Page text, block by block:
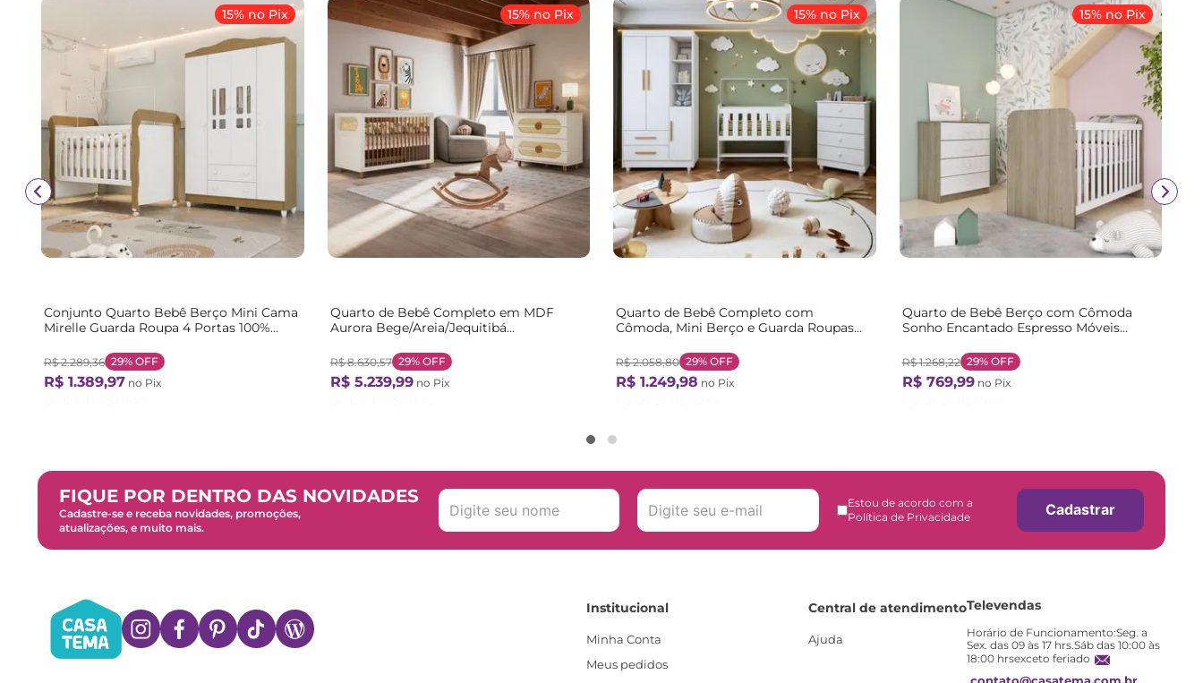
15% no Pix
Conjunto Quarto Bebê Berço Mini Cama
Mirelle Guarda Roupa 4 Portas 100%
R$ 2.289,36 29% OFF
R$ 1.389,97 no Pix
15% no Pix
Quarto de Bebê Completo em MDF
Aurora Bege/Areia/Jequitibá
R$ 8.630,57 29%OFF
R$ 5.239,99no Pix
15% no Pix
Quarto de Bebê Completo com
Cômoda, Mini Berço e Guarda Roupas
R$ 2.058,80 29% OFF
R$ 1.249,98 no Pix
15% no Pix
Quarto de Bebê Berço com Cômoda
Sonho Encantado Espresso Móveis
R$ 1.268,22 29%OFF
R$ 769,99no Pix
FIQUE POR DENTRO DAS NOVIDADES
Cadastre-se e receba novidades, promoções,
atualizações, e muito mais.
Estou de acordo com a
Política de Privacidade
Cadastrar
Institucional
Minha Conta
Meus pedidos
Central de atendimento
Ajuda
Televendas
Horário de Funcionamento:Seg. a
Sex. das 09 às 17 hrs.Sáb das 10:00 às
18:00 hrsexceto feriado
contato@casatema.com.br